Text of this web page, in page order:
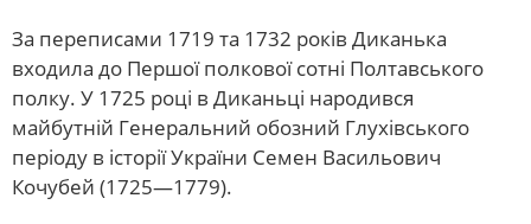
За переписами 1719 та 1732 років Диканька
входила до Першої полкової сотні Полтавського
полку. У 1725 році в Диканьці народився
майбутній Генеральний обозний Глухівського
періоду в історії України Семен Васильович
Кочубей (1725—1779).